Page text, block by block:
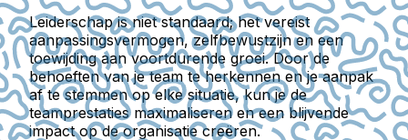
Leiderschap is niet standaard; het vereist
aanpassingsvermogen, zelfbewustzijn en een
toewijding aan voortdurende groei. Door de
behoeften van je team te herkennen en je aanpak
af te stemmen op elke situatie, kun je de
teamprestaties maximaliseren en een blijvende
impact op de organisatie creëren.